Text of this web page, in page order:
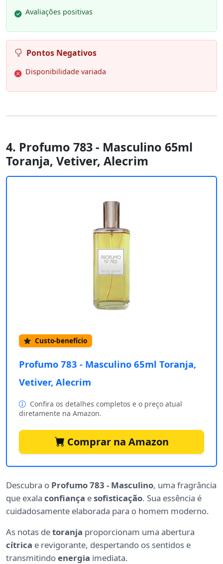
Avaliações positivas
Pontos Negativos
Disponibilidade variada
4. Profumo 783 - Masculino 65ml
Toranja, Vetiver, Alecrim
Custo-benefício
Profumo 783 - Masculino 65ml Toranja,
Vetiver, Alecrim
Confira os detalhes completos e o preço atual
diretamente na Amazon.
Comprar na Amazon
Descubra o Profumo 783 - Masculino, uma fragrância
que exala confiança esofisticação. Sua essência é
cuidadosamente elaborada para o homem moderno.
As notas detoranja proporcionam uma abertura
cítrica e revigorante, despertando os sentidos e
transmitindoenergia imediata.